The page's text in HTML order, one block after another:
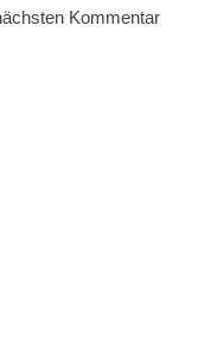
Kommentar